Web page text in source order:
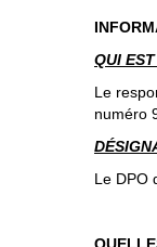
QUI
Le
numéro
Le DPO